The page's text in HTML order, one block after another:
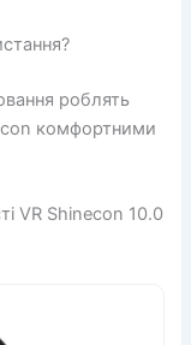
роблять
комфортними
VR Shinecon 10.0